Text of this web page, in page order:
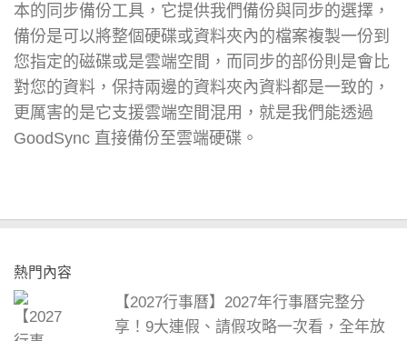
本的同步備份工具，它提供我們備份與同步的選擇，
備份是可以將整個硬碟或資料夾內的檔案複製一份到
您指定的磁碟或是雲端空間，而同步的部份則是會比
對您的資料，保持兩邊的資料夾內資料都是一致的，
更厲害的是它支援雲端空間混用，就是我們能透過
GoodSync 直接備份至雲端硬碟。
熱門內容
【2027行事曆】2027年行事曆完整分
享！9大連假、請假攻略一次看，全年放